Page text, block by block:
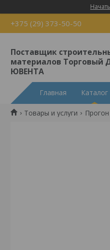
+375 (29) 373-50-50
Поставщик
материалов Торговый
ЮВЕНТА
Главная Каталог
Товары и услуги